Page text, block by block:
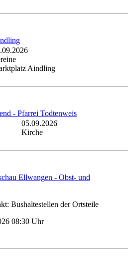
Aindling
- Pfarrei Todtenweis
05.09.2026
Kirche
Ellwangen - Obst- und
Bushaltestellen der Ortsteile
08:30 Uhr